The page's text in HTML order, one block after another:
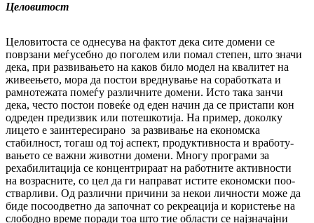
Целовитост
Целовитоста се однесува на фактот дека сите до­мени се
поврзани меѓусебно до поголем или помал степен, што значи
дека, при раз­ви­вањето на каков било модел на квалитет на
живеењето, мора да постои вреднување на соработката и
рамнотежата помеѓу раз­лич­ните домени. Исто така занчи
дека, често пос­тои повеќе од еден начин да се пристапи кон
одреден предизвик или потешкотија. На при­мер, доколку
лицето е заинтересирано за раз­вивање на економска
стабилност, тогаш од тој аспект, продуктивноста и вра­бо­ту­
ва­ње­то се важни животни домени. Многу про­гра­ми за
рехабилитација се концентрираат на работните активности
на возрасните, со цел да ги направат истите економски поо­
ствар­ливи. Од различни причини за некои лич­ности може да
биде посоодветно да за­поч­нат со рекреација и користење на
сло­бод­но време поради тоа што тие области се нај­зна­чајни